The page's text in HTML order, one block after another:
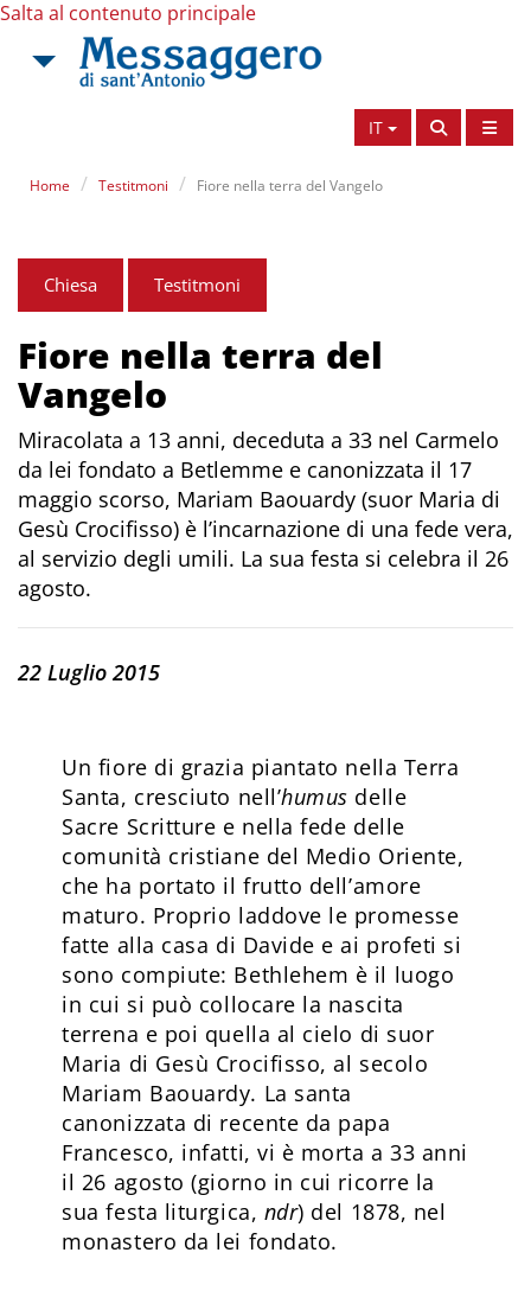
Salta al contenuto principale
IT
Home Testitmoni Fiore nella terra del Vangelo
Chiesa Testitmoni
Fiore nella terra del
Vangelo
Miracolata a 13 anni, deceduta a 33 nel Carmelo
da lei fondato a Betlemme e canonizzata il 17
maggio scorso, Mariam Baouardy (suor Maria di
Gesù Crocifisso) è l’incarnazione di una fede vera,
al servizio degli umili. La sua festa si celebra il 26
agosto.
22 Luglio 2015
Un fiore di grazia piantato nella Terra
Santa, cresciuto nell’humus delle
Sacre Scritture e nella fede delle
comunità cristiane del Medio Oriente,
che ha portato il frutto dell’amore
maturo. Proprio laddove le promesse
fatte alla casa di Davide e ai profeti si
sono compiute: Bethlehem è il luogo
in cui si può collocare la nascita
terrena e poi quella al cielo di suor
Maria di Gesù Crocifisso, al secolo
Mariam Baouar­dy. La santa
canonizzata di recente da papa
Francesco, infatti, vi è morta a 33 anni
il 26 agosto (giorno in cui ricorre la
sua festa liturgica, ndr) del 1878, nel
monastero da lei fondato.